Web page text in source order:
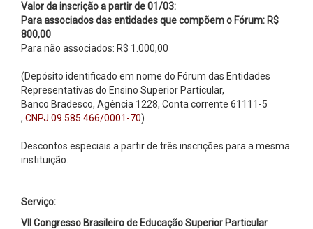
Valor da inscrição a partir de 01/03:
Para associados das entidades que compõem o Fórum: R$
800,00
Para não associados: R$ 1.000,00
(Depósito identificado em nome do Fórum das Entidades
Representativas do Ensino Superior Particular,
Banco Bradesco, Agência 1228, Conta corrente 61111-5
, CNPJ 09.585.466/0001-70)
Descontos especiais a partir de três inscrições para a mesma
instituição.
Serviço:
VII Congresso Brasileiro de Educação Superior Particular